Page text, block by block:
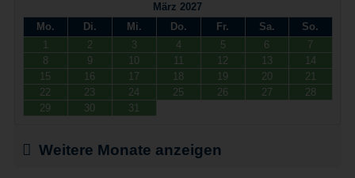
März 2027
Mo.
Di. Mi. Do. Fr. Sa.
So.
1
2 3 4 5 6
7
8
9 10 11 12 13
14
15
16 17 18 19 20
21
22
23 24 25 26 27
28
29
30 31
Weitere Monate anzeigen